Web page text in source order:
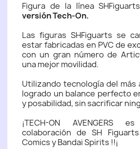
Figura de la línea
versión Tech-On.
Las figuras SHFiguarts se
estar fabricadas en PVC de
con un gran número de
una mejor movilidad.
Utilizando tecnología del más
logrado un balance perfecto
y posabilidad, sin sacrificar
¡TECH-ON AVENGERS
colaboración de SH
Comics y Bandai Spirits !!¡